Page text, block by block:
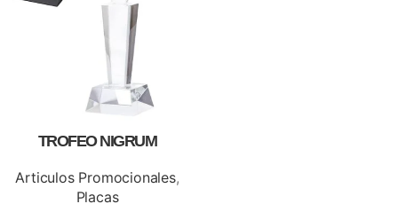
TROFEO NIGRUM
Articulos Promocionales,
Placas